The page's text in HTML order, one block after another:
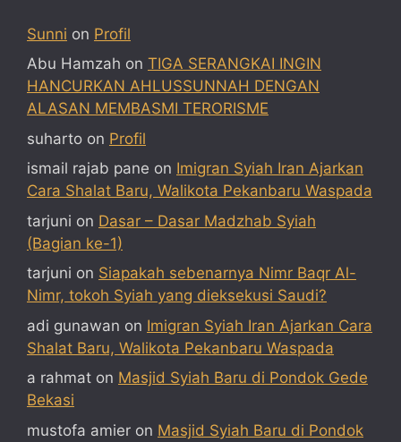
Sunni on Profil
Abu Hamzah on TIGA SERANGKAI INGIN
HANCURKAN AHLUSSUNNAH DENGAN
ALASAN MEMBASMI TERORISME
suharto on Profil
ismail rajab pane on Imigran Syiah Iran Ajarkan
Cara Shalat Baru, Walikota Pekanbaru Waspada
tarjuni on Dasar – Dasar Madzhab Syiah
(Bagian ke-1)
tarjuni on Siapakah sebenarnya Nimr Baqr Al-
Nimr, tokoh Syiah yang dieksekusi Saudi?
adi gunawan on Imigran Syiah Iran Ajarkan Cara
Shalat Baru, Walikota Pekanbaru Waspada
a rahmat on Masjid Syiah Baru di Pondok Gede
Bekasi
mustofa amier on Masjid Syiah Baru di Pondok